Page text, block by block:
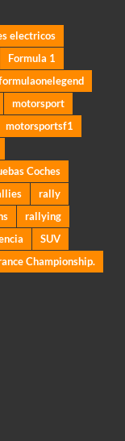
electricos
Formula 1
motorsport
motorsportsf1
Coches
rally
rallying
SUV
Championship.